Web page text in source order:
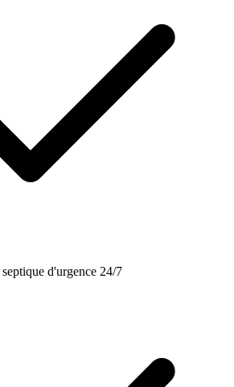
d'urgence 24/7